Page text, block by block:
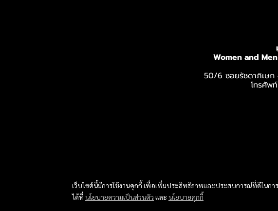
เว็บไซต์นี้มีการใช้งานคุกกี้ เพื่อเพิ่มประสิทธิภาพและประสบการณ์ที่ดีในกา
ได้ที่ นโยบายความเป็นส่วนตัว และ นโยบายคุกกี้
Women and
50/6 ซอยรัชดาภิเษก
โทรศัพท์